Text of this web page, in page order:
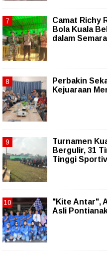
Camat Richy
Bola Kuala
dalam
Perbakin
Kejuaraan
Turnamen
Bergulir, 31
Tinggi
"Kite Antar",
Asli